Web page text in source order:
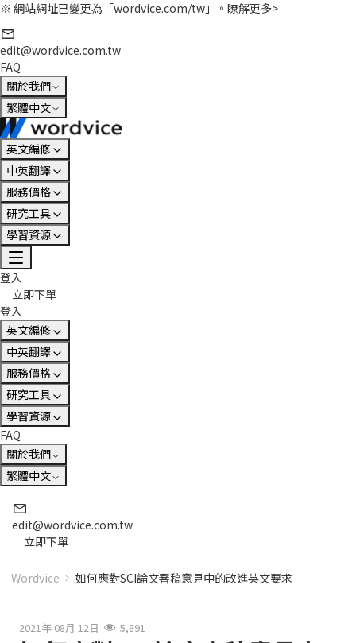
※ 網站網址已變更為「wordvice.com/tw」。 瞭解更多>
edit@wordvice.com.tw
FAQ
關於我們
繁體中文
英文編修
中英翻譯
服務價格
研究工具
學習資源
登入
立即下單
登入
英文編修
中英翻譯
服務價格
研究工具
學習資源
FAQ
關於我們
繁體中文
edit@wordvice.com.tw
立即下單
Wordvice 如何應對SCI論文審稿意見中的改進英文要求
2021年 08月 12日 5,891